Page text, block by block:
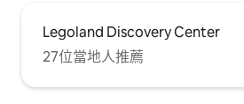
Legoland Discovery Center
27位當地人推薦